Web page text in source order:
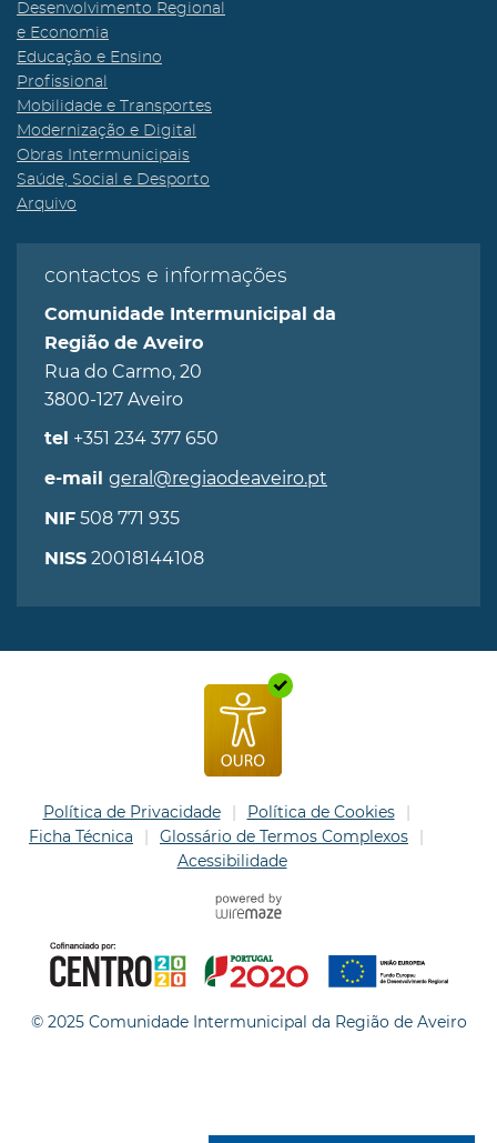
Desenvolvimento Regional
e Economia
Educação e Ensino
Profissional
Mobilidade e Transportes
Modernização e Digital
Obras Intermunicipais
Saúde, Social e Desporto
Arquivo
contactos e informações
Comunidade Intermunicipal da
Região de Aveiro
Rua do Carmo, 20
3800-127 Aveiro
tel +351 234 377 650
e-mail geral@regiaodeaveiro.pt
NIF 508 771 935
NISS 20018144108
Política de Privacidade
Política de Cookies
Ficha Técnica
Glossário de Termos Complexos
Acessibilidade
© 2025 Comunidade Intermunicipal da Região de Aveiro